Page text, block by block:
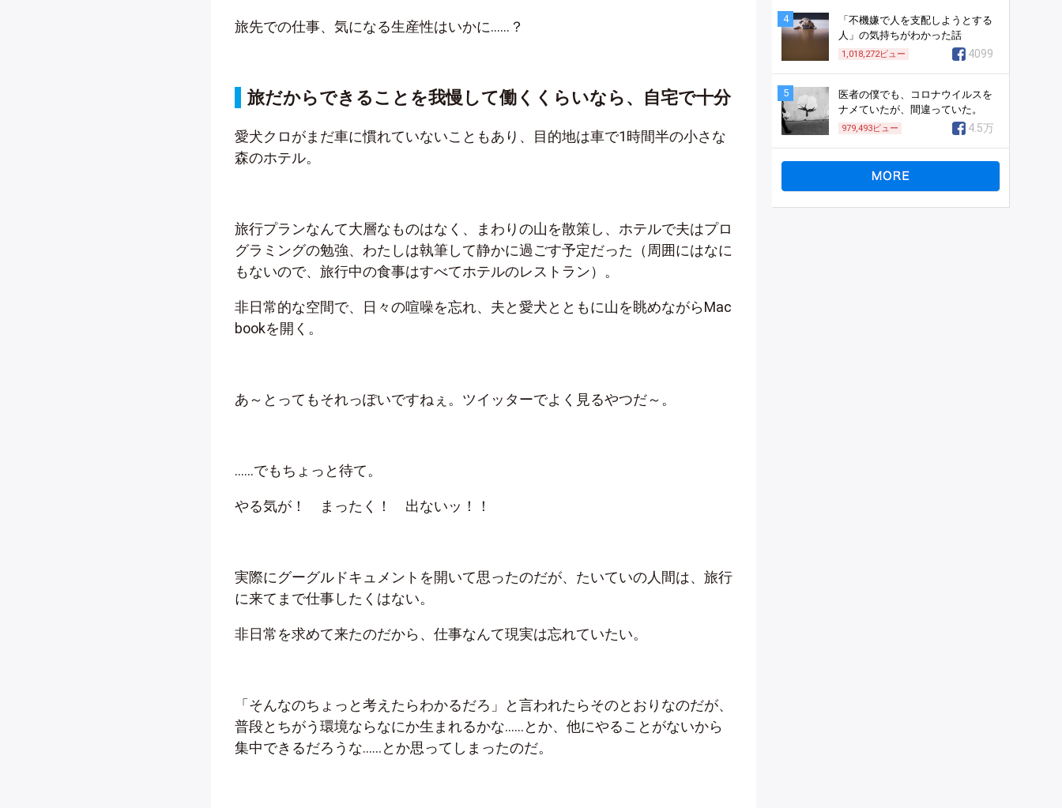
旅先での仕事、気になる生産性はいかに……？
旅だからできることを我慢して働くくらいなら、自宅で十分
愛犬クロがまだ車に慣れていないこともあり、目的地は車で1時間半の小さな
森のホテル。
旅行プランなんて大層なものはなく、まわりの山を散策し、ホテルで夫はプロ
グラミングの勉強、わたしは執筆して静かに過ごす予定だった（周囲にはなに
もないので、旅行中の食事はすべてホテルのレストラン）。
非日常的な空間で、日々の喧噪を忘れ、夫と愛犬とともに山を眺めながらMac
bookを開く。
あ～とってもそれっぽいですねぇ。ツイッターでよく見るやつだ～。
……でもちょっと待て。
やる気が！ まったく！ 出ないッ！！
実際にグーグルドキュメントを開いて思ったのだが、たいていの人間は、旅行
に来てまで仕事したくはない。
非日常を求めて来たのだから、仕事なんて現実は忘れていたい。
「そんなのちょっと考えたらわかるだろ」と言われたらそのとおりなのだが、
普段とちがう環境ならなにか生まれるかな……とか、他にやることがないから
集中できるだろうな……とか思ってしまったのだ。
4
「不機嫌で人を支配しようとする
人」の気持ちがわかった話
1,018,272ビュー 4099
5
医者の僕でも、コロナウイルスを
ナメていたが、間違っていた。
979,493ビュー 4.5万